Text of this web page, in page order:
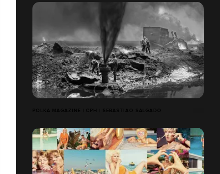
POLKA MAGAZINE | CPH | SEBASTIAO SALGADO